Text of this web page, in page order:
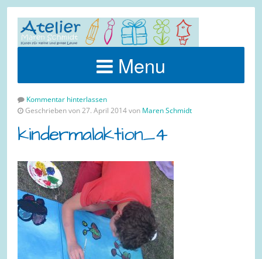
Menu
Kommentar hinterlassen
Geschrieben von 27. April 2014 von Maren Schmidt
kindermalaktion_4